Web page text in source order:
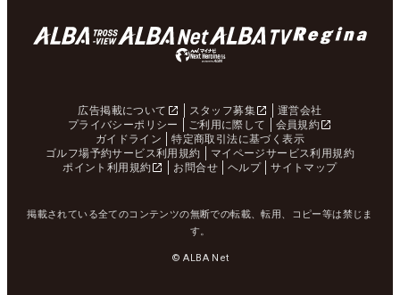
広告掲載について スタッフ募集
運営会社
プライバシーポリシー
ご利用に際して
会員規約
ガイドライン
特定商取引法に基づく表示
ゴルフ場予約サービス利用規約
マイページサービス利用規約
ポイント利用規約
お問合せ ヘルプ サイトマップ
掲載されている全てのコンテンツの無断での転載、転用、コピー等は禁じま
す。
© ALBA Net